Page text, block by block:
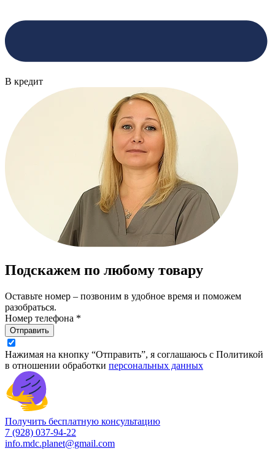
В кредит
Подскажем по любому товару
Оставьте номер – позвоним в удобное время и поможем
разобраться.
Номер телефона *
Отправить
Нажимая на кнопку “Отправить”, я соглашаюсь с Политикой
в отношении обработки персональных данных
Получить бесплатную консультацию
7 (928) 037-94-22
info.mdc.planet@gmail.com